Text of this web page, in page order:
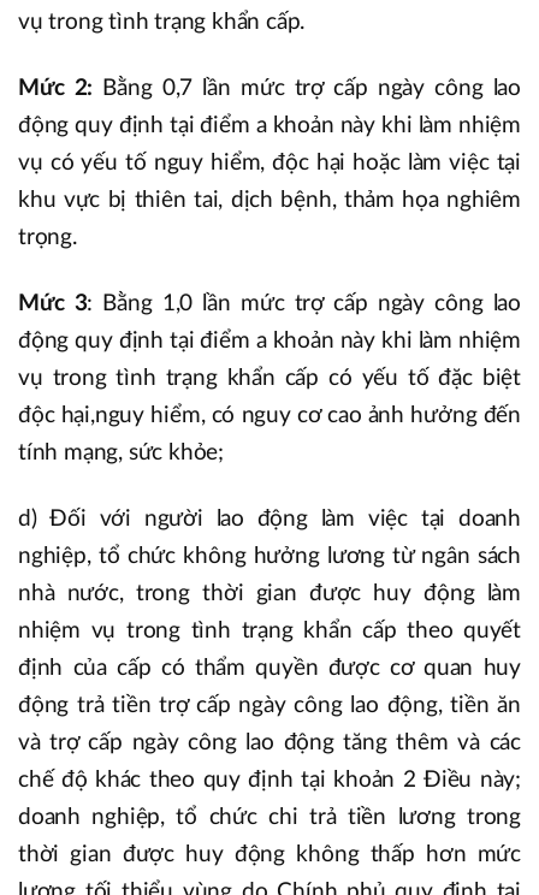
vụ trong tình trạng khẩn cấp.
Mức 2: Bằng 0,7 lần mức trợ cấp ngày công lao
động quy định tại điểm a khoản này khi làm nhiệm
vụ có yếu tố nguy hiểm, độc hại hoặc làm việc tại
khu vực bị thiên tai, dịch bệnh, thảm họa nghiêm
trọng.
Mức 3: Bằng 1,0 lần mức trợ cấp ngày công lao
động quy định tại điểm a khoản này khi làm nhiệm
vụ trong tình trạng khẩn cấp có yếu tố đặc biệt
độc hại,nguy hiểm, có nguy cơ cao ảnh hưởng đến
tính mạng, sức khỏe;
d) Đối với người lao động làm việc tại doanh
nghiệp, tổ chức không hưởng lương từ ngân sách
nhà nước, trong thời gian được huy động làm
nhiệm vụ trong tình trạng khẩn cấp theo quyết
định của cấp có thẩm quyền được cơ quan huy
động trả tiền trợ cấp ngày công lao động, tiền ăn
và trợ cấp ngày công lao động tăng thêm và các
chế độ khác theo quy định tại khoản 2 Điều này;
doanh nghiệp, tổ chức chi trả tiền lương trong
thời gian được huy động không thấp hơn mức